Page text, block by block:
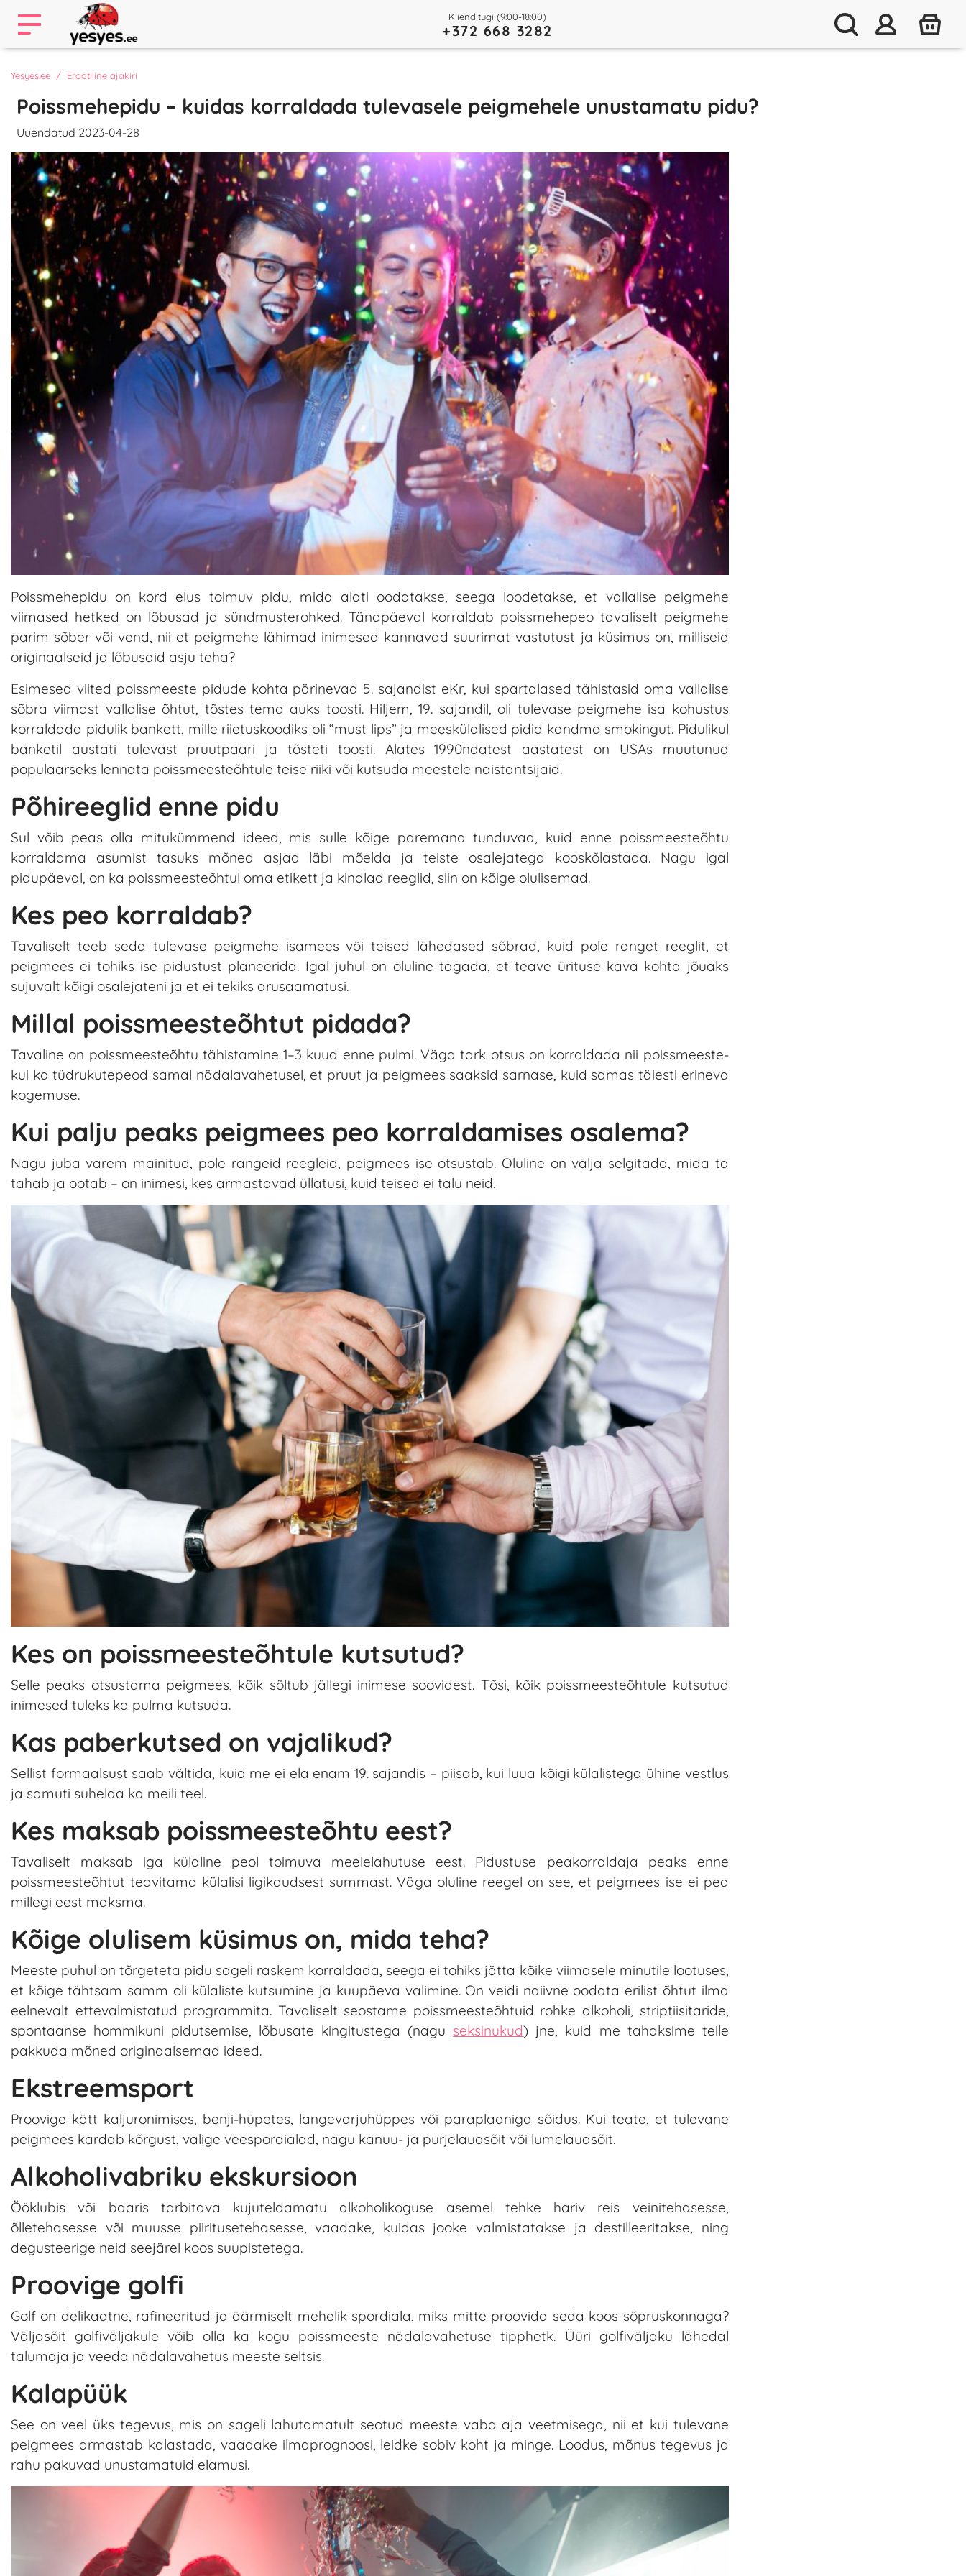
Klienditugi (9:00-18:00)
+372 668 3282
Yesyes.ee Erootiline ajakiri
Poissmehepidu – kuidas korraldada tulevasele peigmehele unustamatu pidu?
Uuendatud 2023-04-28
Poissmehepidu on kord elus toimuv pidu, mida alati oodatakse, seega loodetakse, et vallalise peigmehe
viimased hetked on lõbusad ja sündmusterohked. Tänapäeval korraldab poissmehepeo tavaliselt peigmehe
parim sõber või vend, nii et peigmehe lähimad inimesed kannavad suurimat vastutust ja küsimus on, milliseid
originaalseid ja lõbusaid asju teha?
Esimesed viited poissmeeste pidude kohta pärinevad 5. sajandist eKr, kui spartalased tähistasid oma vallalise
sõbra viimast vallalise õhtut, tõstes tema auks toosti. Hiljem, 19. sajandil, oli tulevase peigmehe isa kohustus
korraldada pidulik bankett, mille riietuskoodiks oli “must lips” ja meeskülalised pidid kandma smokingut. Pidulikul
banketil austati tulevast pruutpaari ja tõsteti toosti. Alates 1990ndatest aastatest on USAs muutunud
populaarseks lennata poissmeesteõhtule teise riiki või kutsuda meestele naistantsijaid.
Põhireeglid enne pidu
Sul võib peas olla mitukümmend ideed, mis sulle kõige paremana tunduvad, kuid enne poissmeesteõhtu
korraldama asumist tasuks mõned asjad läbi mõelda ja teiste osalejatega kooskõlastada. Nagu igal
pidupäeval, on ka poissmeesteõhtul oma etikett ja kindlad reeglid, siin on kõige olulisemad.
Kes peo korraldab?
Tavaliselt teeb seda tulevase peigmehe isamees või teised lähedased sõbrad, kuid pole ranget reeglit, et
peigmees ei tohiks ise pidustust planeerida. Igal juhul on oluline tagada, et teave ürituse kava kohta jõuaks
sujuvalt kõigi osalejateni ja et ei tekiks arusaamatusi.
Millal poissmeesteõhtut pidada?
Tavaline on poissmeesteõhtu tähistamine 1–3 kuud enne pulmi. Väga tark otsus on korraldada nii poissmeeste-
kui ka tüdrukutepeod samal nädalavahetusel, et pruut ja peigmees saaksid sarnase, kuid samas täiesti erineva
kogemuse.
Kui palju peaks peigmees peo korraldamises osalema?
Nagu juba varem mainitud, pole rangeid reegleid, peigmees ise otsustab. Oluline on välja selgitada, mida ta
tahab ja ootab – on inimesi, kes armastavad üllatusi, kuid teised ei talu neid.
Kes on poissmeesteõhtule kutsutud?
Selle peaks otsustama peigmees, kõik sõltub jällegi inimese soovidest. Tõsi, kõik poissmeesteõhtule kutsutud
inimesed tuleks ka pulma kutsuda.
Kas paberkutsed on vajalikud?
Sellist formaalsust saab vältida, kuid me ei ela enam 19. sajandis – piisab, kui luua kõigi külalistega ühine vestlus
ja samuti suhelda ka meili teel.
Kes maksab poissmeesteõhtu eest?
Tavaliselt maksab iga külaline peol toimuva meelelahutuse eest. Pidustuse peakorraldaja peaks enne
poissmeesteõhtut teavitama külalisi ligikaudsest summast. Väga oluline reegel on see, et peigmees ise ei pea
millegi eest maksma.
Kõige olulisem küsimus on, mida teha?
Meeste puhul on tõrgeteta pidu sageli raskem korraldada, seega ei tohiks jätta kõike viimasele minutile lootuses,
et kõige tähtsam samm oli külaliste kutsumine ja kuupäeva valimine. On veidi naiivne oodata erilist õhtut ilma
eelnevalt ettevalmistatud programmita. Tavaliselt seostame poissmeesteõhtuid rohke alkoholi, striptiisitaride,
spontaanse hommikuni pidutsemise, lõbusate kingitustega (nagu seksinukud) jne, kuid me tahaksime teile
pakkuda mõned originaalsemad ideed.
Ekstreemsport
Proovige kätt kaljuronimises, benji-hüpetes, langevarjuhüppes või paraplaaniga sõidus. Kui teate, et tulevane
peigmees kardab kõrgust, valige veespordialad, nagu kanuu- ja purjelauasõit või lumelauasõit.
Alkoholivabriku ekskursioon
Ööklubis või baaris tarbitava kujuteldamatu alkoholikoguse asemel tehke hariv reis veinitehasesse,
õlletehasesse või muusse piiritusetehasesse, vaadake, kuidas jooke valmistatakse ja destilleeritakse, ning
degusteerige neid seejärel koos suupistetega.
Proovige golfi
Golf on delikaatne, rafineeritud ja äärmiselt mehelik spordiala, miks mitte proovida seda koos sõpruskonnaga?
Väljasõit golfiväljakule võib olla ka kogu poissmeeste nädalavahetuse tipphetk. Üüri golfiväljaku lähedal
talumaja ja veeda nädalavahetus meeste seltsis.
Kalapüük
See on veel üks tegevus, mis on sageli lahutamatult seotud meeste vaba aja veetmisega, nii et kui tulevane
peigmees armastab kalastada, vaadake ilmaprognoosi, leidke sobiv koht ja minge. Loodus, mõnus tegevus ja
rahu pakuvad unustamatuid elamusi.